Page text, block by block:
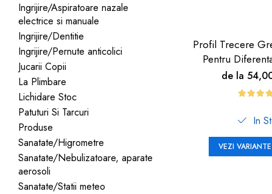
Ingrijire/Aspiratoare nazale
electrice si manuale
Ingrijire/Dentitie
Ingrijire/Pernute anticolici
Jucarii Copii
La Plimbare
Lichidare Stoc
Patuturi Si Tarcuri
Produse
Sanatate/Higrometre
Sanatate/Nebulizatoare, aparate
aerosoli
Sanatate/Statii meteo
Profil Trecere
Pentru
Culoare
de la
In
VEZI VARIANTE